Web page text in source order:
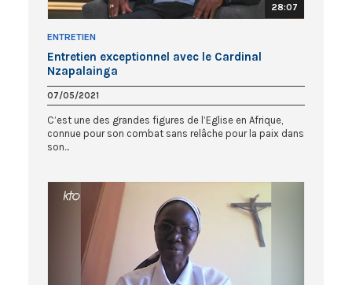
28:07
ENTRETIEN
Entretien exceptionnel avec le Cardinal
Nzapalainga
07/05/2021
C’est une des grandes figures de l’Eglise en Afrique,
connue pour son combat sans relâche pour la paix dans
son...